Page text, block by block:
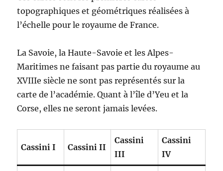
topographiques et géométriques réalisées à
l’échelle pour le royaume de France.
La Savoie, la Haute-Savoie et les Alpes-
Maritimes ne faisant pas partie du royaume au
XVIIIe siècle ne sont pas représentés sur la
carte de l’académie. Quant à l’île d’Yeu et la
Corse, elles ne seront jamais levées.
Cassini I Cassini II
Cassini
III
Cassini
IV